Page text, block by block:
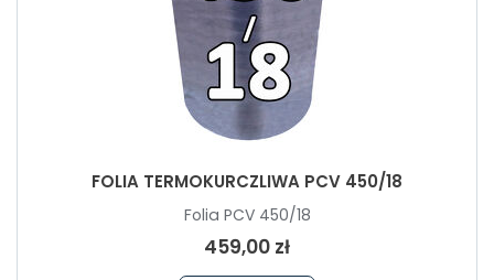
FOLIA TERMOKURCZLIWA PCV 450/18
Folia PCV 450/18
459,00 zł